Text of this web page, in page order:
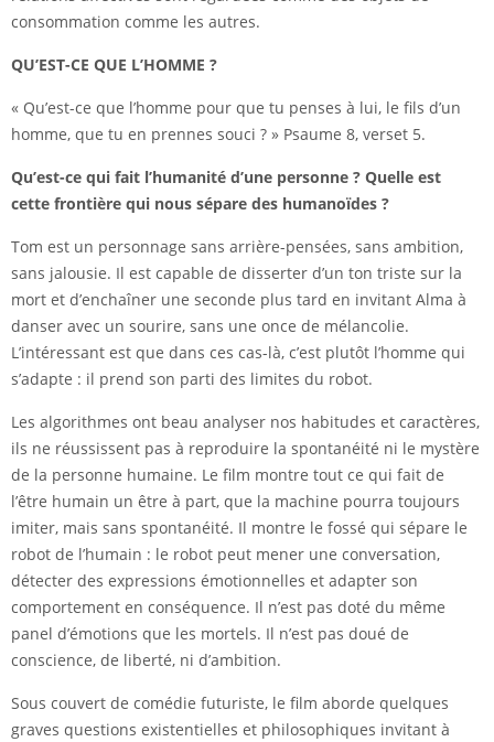
consommation comme les autres.
QU’EST-CE QUE L’HOMME ?
« Qu’est-ce que l’homme pour que tu penses à lui, le fils d’un
homme, que tu en prennes souci ? » Psaume 8, verset 5.
Qu’est-ce qui fait l’humanité d’une personne ? Quelle est
cette frontière qui nous sépare des humanoïdes ?
Tom est un personnage sans arrière-pensées, sans ambition,
sans jalousie. Il est capable de disserter d’un ton triste sur la
mort et d’enchaîner une seconde plus tard en invitant Alma à
danser avec un sourire, sans une once de mélancolie.
L’intéressant est que dans ces cas-là, c’est plutôt l’homme qui
s’adapte : il prend son parti des limites du robot.
Les algorithmes ont beau analyser nos habitudes et caractères,
ils ne réussissent pas à reproduire la spontanéité ni le mystère
de la personne humaine. Le film montre tout ce qui fait de
l’être humain un être à part, que la machine pourra toujours
imiter, mais sans spontanéité. Il montre le fossé qui sépare le
robot de l’humain : le robot peut mener une conversation,
détecter des expressions émotionnelles et adapter son
comportement en conséquence. Il n’est pas doté du même
panel d’émotions que les mortels. Il n’est pas doué de
conscience, de liberté, ni d’ambition.
Sous couvert de comédie futuriste, le film aborde quelques
graves questions existentielles et philosophiques invitant à